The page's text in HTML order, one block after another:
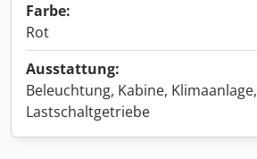
Farbe:
Rot
Ausstattung:
Beleuchtung, Kabine, Klimaanlage,
Lastschaltgetriebe